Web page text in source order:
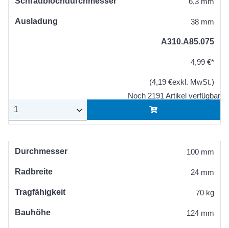
Ausladung 38 mm
A310.A85.075
4,99 €*
(4,19 €exkl. MwSt.)
Noch 2191 Artikel verfügbar
Durchmesser 100 mm
Radbreite 24 mm
Tragfähigkeit 70 kg
Bauhöhe 124 mm